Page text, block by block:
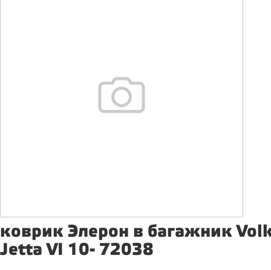
коврик Элерон в багажник
Jetta VI 10- 72038